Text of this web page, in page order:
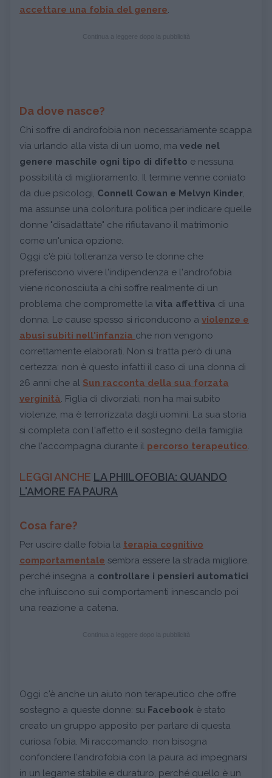
accettare una fobia del genere.
Da dove nasce?
Chi soffre di androfobia non necessariamente scappa
via urlando alla vista di un uomo, ma vede nel
genere maschile ogni tipo di difetto e nessuna
possibilità di miglioramento. Il termine venne coniato
da due psicologi, Connell Cowan e Melvyn Kinder,
ma assunse una coloritura politica per indicare quelle
donne "disadattate" che rifiutavano il matrimonio
come un'unica opzione.
Oggi c'è più tolleranza verso le donne che
preferiscono vivere l'indipendenza e l'androfobia
viene riconosciuta a chi soffre realmente di un
problema che compromette la vita affettiva di una
donna. Le cause spesso si riconducono a violenze e
abusi subiti nell'infanzia che non vengono
correttamente elaborati. Non si tratta però di una
certezza: non è questo infatti il caso di una donna di
26 anni che al Sun racconta della sua forzata
verginità. Figlia di divorziati, non ha mai subito
violenze, ma è terrorizzata dagli uomini. La sua storia
si completa con l'affetto e il sostegno della famiglia
che l'accompagna durante il percorso terapeutico.
LEGGI ANCHE LA PHIILOFOBIA: QUANDO
L'AMORE FA PAURA
Cosa fare?
Per uscire dalle fobia la terapia cognitivo
comportamentale sembra essere la strada migliore,
perché insegna a controllare i pensieri automatici
che influiscono sui comportamenti innescando poi
una reazione a catena.
Oggi c'è anche un aiuto non terapeutico che offre
sostegno a queste donne: su Facebook è stato
creato un gruppo apposito per parlare di questa
curiosa fobia. Mi raccomando: non bisogna
confondere l'androfobia con la paura ad impegnarsi
in un legame stabile e duraturo, perché quello è un